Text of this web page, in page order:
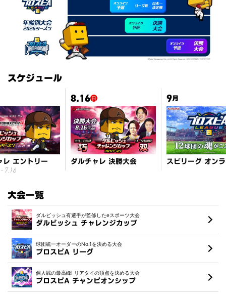
スケジュール
レ エントリー
7.16
8.16 日
ダルチャレ 決勝大会
9月
大会一覧
ダルビッシュ チャレンジカップ
ダルビッシュ有選手が監修したeスポーツ大会
プロスピA リーグ
球団統一オーダーのNo.1を決める大会
プロスピA チャンピオンシップ
個人戦の最高峰! リアタイの頂点を決める大会